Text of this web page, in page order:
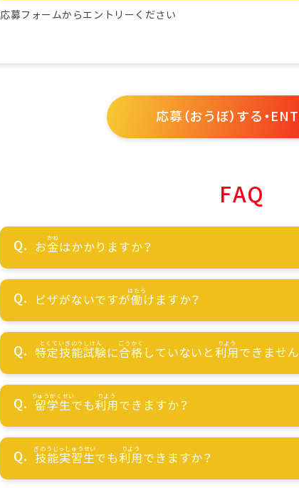
応募フォームからエントリーください
応募（おうぼ）する・
FAQ
お金はかかりますか？
ビザがないですが働けますか？
特定技能試験に合格 していないと利用できません
留学生でも利用できますか？
技能実習生でも利用できますか？